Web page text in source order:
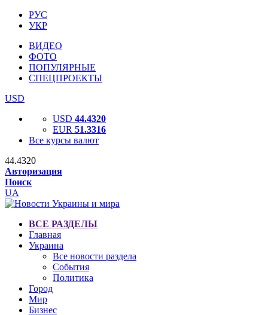
РУС
УКР
ВИДЕО
ФОТО
ПОПУЛЯРНЫЕ
СПЕЦПРОЕКТЫ
USD
USD 44.4320
EUR 51.3316
Все курсы валют
44.4320
Авторизация
Поиск
UA
ВСЕ РАЗДЕЛЫ
Главная
Украина
Все новости раздела
События
Политика
Город
Мир
Бизнес